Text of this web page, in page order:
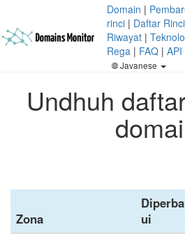
Domain |
rinci | Daftar
Riwayat |
Rega | FAQ | API
Javanese
Undhuh
Zona
ui